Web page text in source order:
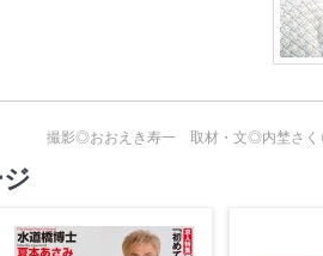
撮影◎おおえき寿一 取材・文◎内埜さ